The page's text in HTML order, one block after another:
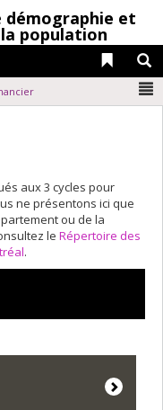
démographie et
la population
Liens
aux 3 cycles pour
ne présentons ici que
ou de la
le Répertoire des
.